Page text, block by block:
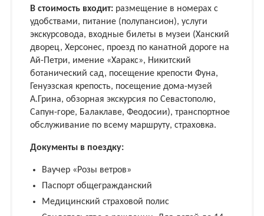
В стоимость входит: размещение в номерах с
удобствами, питание (полупансион), услуги
экскурсовода, входные билеты в музеи (Ханский
дворец, Херсонес, проезд по канатной дороге на
Ай-Петри, имение «Харакс», Никитский
ботанический сад, посещение крепости Фуна,
Генуэзская крепость, посещение дома-музей
А.Грина, обзорная экскурсия по Севастополю,
Сапун-горе, Балаклаве, Феодосии), транспортное
обслуживание по всему маршруту, страховка.
Документы в поездку:
Ваучер «Розы ветров»
Паспорт общегражданский
Медицинский страховой полис